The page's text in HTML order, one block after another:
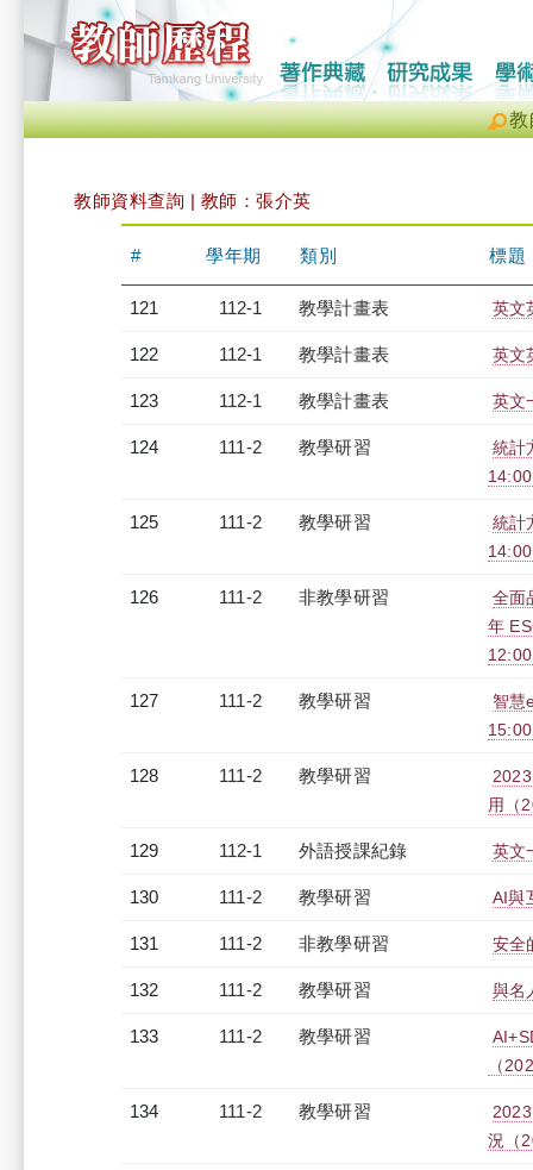
教
教師資料查詢 | 教師：張介英
# 學年期 類別 標題
121 112-1 教學計畫表 英文
122 112-1 教學計畫表 英文
123 112-1 教學計畫表 英文
124 111-2 教學研習
統計
125 111-2 教學研習
統計
126 111-2 非教學研習
全面
年
127 111-2 教學研習
智慧
128 111-2 教學研習
用（
129 112-1 外語授課紀錄 英文
130 111-2 教學研習 AI與
131 111-2 非教學研習 安全
132 111-2 教學研習 與名
133 111-2 教學研習
（
134 111-2 教學研習
況（